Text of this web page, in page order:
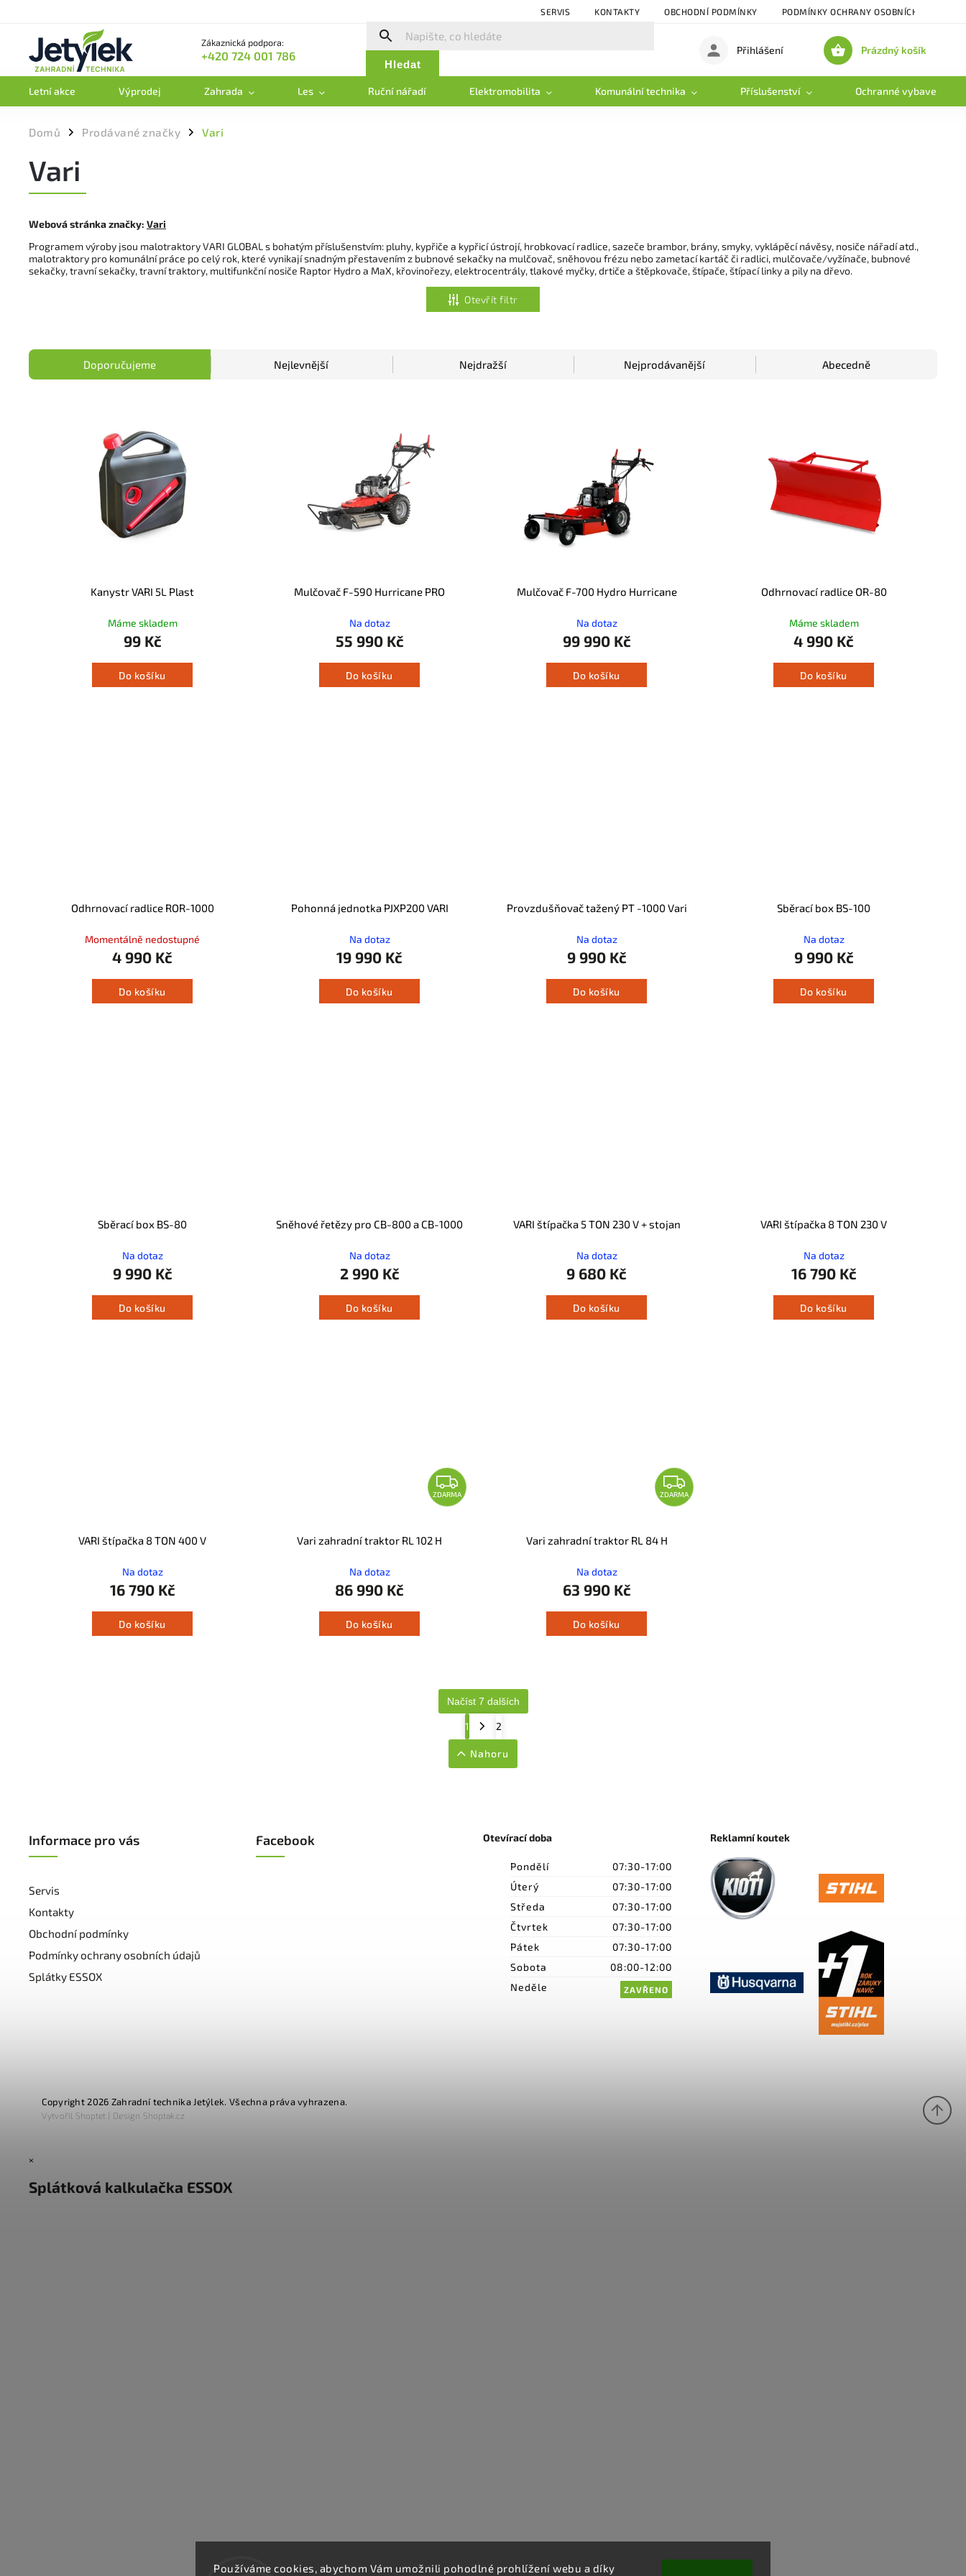
Používáme cookies, abychom Vám umožnili pohodlné prohlížení webu a díky
SERVIS KONTAKTY OBCHODNÍ PODMÍNKY PODMÍNKY OCHRANY OSOBNÍCH ÚDAJŮ
Zákaznická podpora:
+420 724 001 786
Hledat
Nákupní
Prázdný košík
Přihlášení
Letní akce Výprodej Zahrada Les Ruční nářadí Elektromobilita Komunální technika Příslušenství Ochranné vybavení
Domů / Prodávané značky / Vari
Vari
Webová stránka značky: Vari
Programem výroby jsou malotraktory VARI GLOBAL s bohatým příslušenstvím: pluhy, kypřiče a kypřicí ústrojí, hrobkovací radlice, sazeče brambor, brány, smyky, vyklápěcí návěsy, nosiče nářadí atd.,
malotraktory pro komunální práce po celý rok, které vynikají snadným přestavením z bubnové sekačky na mulčovač, sněhovou frézu nebo zametací kartáč či radlici, mulčovače/vyžínače, bubnové
sekačky, travní sekačky, travní traktory, multifunkční nosiče Raptor Hydro a MaX, křovinořezy, elektrocentrály, tlakové myčky, drtiče a štěpkovače, štípače, štípací linky a pily na dřevo.
Otevřít filtr
Doporučujeme Nejlevnější Nejdražší Nejprodávanější Abecedně
Kanystr VARI 5L Plast
Máme skladem
99 Kč
Do košíku
Mulčovač F-590 Hurricane PRO
Na dotaz
55 990 Kč
Do košíku
Mulčovač F-700 Hydro Hurricane
Na dotaz
99 990 Kč
Do košíku
Odhrnovací radlice OR-80
Máme skladem
4 990 Kč
Do košíku
Odhrnovací radlice ROR-1000
Momentálně nedostupné
4 990 Kč
Do košíku
Pohonná jednotka PJXP200 VARI
Na dotaz
19 990 Kč
Do košíku
Provzdušňovač tažený PT -1000 Vari
Na dotaz
9 990 Kč
Do košíku
Sběrací box BS-100
Na dotaz
9 990 Kč
Do košíku
Sběrací box BS-80
Na dotaz
9 990 Kč
Do košíku
Sněhové řetězy pro CB-800 a CB-1000
Na dotaz
2 990 Kč
Do košíku
VARI štípačka 5 TON 230 V + stojan
Na dotaz
9 680 Kč
Do košíku
VARI štípačka 8 TON 230 V
Na dotaz
16 790 Kč
Do košíku
VARI štípačka 8 TON 400 V
Na dotaz
16 790 Kč
Do košíku
ZDARMA
Vari zahradní traktor RL 102 H
Na dotaz
86 990 Kč
Do košíku
ZDARMA
Vari zahradní traktor RL 84 H
Na dotaz
63 990 Kč
Do košíku
Načíst 7 dalších
1 2
Nahoru
Informace pro vás
Servis
Kontakty
Obchodní podmínky
Podmínky ochrany osobních údajů
Splátky ESSOX
Facebook Otevírací doba
Pondělí
07:30-17:00
Úterý
07:30-17:00
Středa
07:30-17:00
Čtvrtek
07:30-17:00
Pátek
07:30-17:00
Sobota
08:00-12:00
Neděle
ZAVŘENO
Reklamní koutek
Copyright 2026 Zahradní technika Jetýlek. Všechna práva vyhrazena.
VytvořilShoptet | DesignShoptak.cz
×
Splátková kalkulačka ESSOX